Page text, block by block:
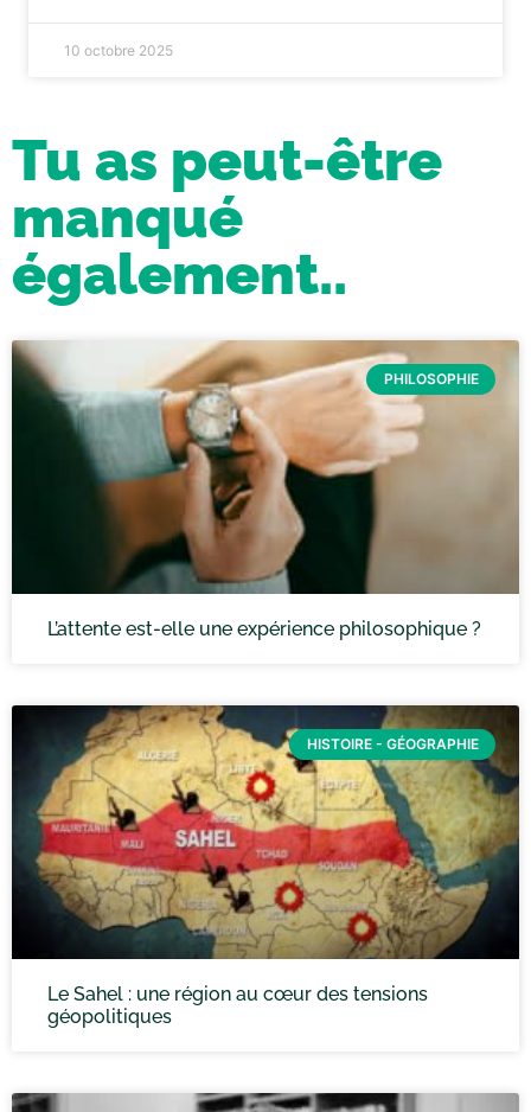
10 octobre 2025
Tu as peut-être
manqué
également..
PHILOSOPHIE
L’attente est-elle une expérience philosophique ?
HISTOIRE - GÉOGRAPHIE
Le Sahel : une région au cœur des tensions
géopolitiques